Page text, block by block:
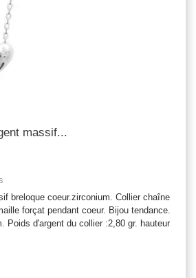
massif...
breloque coeur.zirconium. Collier chaîne
forçat pendant coeur. Bijou tendance.
Poids d'argent du collier :2,80 gr. hauteur